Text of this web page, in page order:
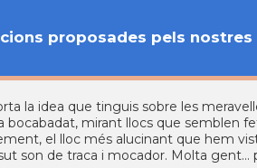
proposades pels nostres
la idea que tinguis sobre les
bocabadat, mirant llocs que semblen
el lloc més alucinant que hem
son de traca i mocador. Molta